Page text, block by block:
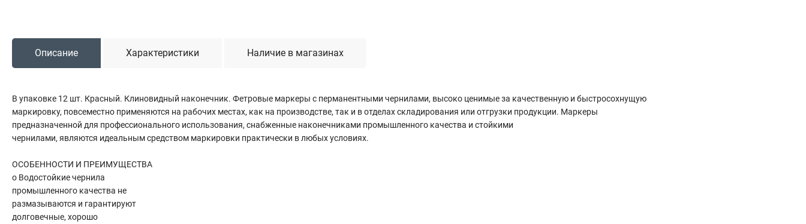
Наборы шоферские
Тросы буксировочные
Домкраты
Тали цепные
Огнетушители
Пожарные инструменты
Полотна противопожарные
Арматура
Блоки стеновые газобетонные
Сантехника
Описание Характеристики Наличие в магазинах
В упаковке 12 шт. Красный. Клиновидный наконечник. Фетровые маркеры с перманентными чернилами, высоко ценимые за качественную и быстросохнущую
маркировку, повсеместно применяются на рабочих местах, как на производстве, так и в отделах складирования или отгрузки продукции. Маркеры
предназначенной для профессионального использования, снабженные наконечниками промышленного качества и стойкими
чернилами, являются идеальным средством маркировки практически в любых условиях.
ОСОБЕННОСТИ И ПРЕИМУЩЕСТВА
o Водостойкие чернила
промышленного качества не
размазываются и гарантируют
долговечные, хорошо